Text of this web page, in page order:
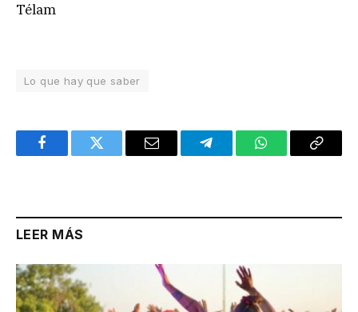
Télam
Lo que hay que saber
FacebookTwitter Email TelegramWhatsAppCopy
LEER MÁS